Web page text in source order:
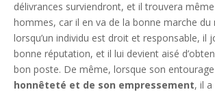
délivrances surviendront, et il trouvera
hommes, car il en va de la bonne marche du
lorsqu’un individu est droit et responsable, il
bonne réputation, et il lui devient aisé
bon poste. De même, lorsque son entourage
honnêteté et de son empressement, il a